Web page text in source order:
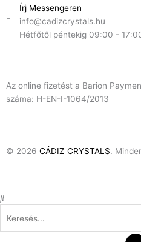
Írj Messengeren
info@cadizcrystals.hu
Hétfőtől péntekig 09:00 -
Az online fizetést a Barion
száma: H-EN-I-1064/2013
© 2026 CÁDIZ CRYSTALS.
Keresés